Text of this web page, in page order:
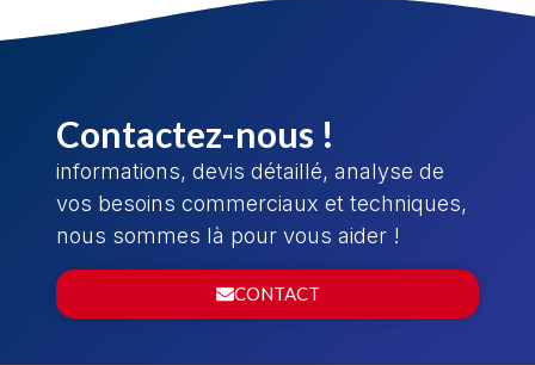
Contactez-nous !
informations, devis détaillé, analyse de
vos besoins commerciaux et techniques,
nous sommes là pour vous aider !
CONTACT